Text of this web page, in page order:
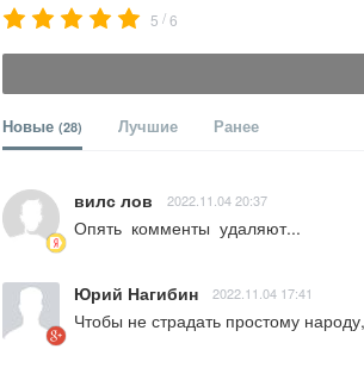
5 /6
Новые (28) Лучшие Ранее
вилс лов 2022.11.04 20:37
Опять  комменты  удаляют...
Юрий Нагибин 2022.11.04 17:41
Чтобы не страдать простому